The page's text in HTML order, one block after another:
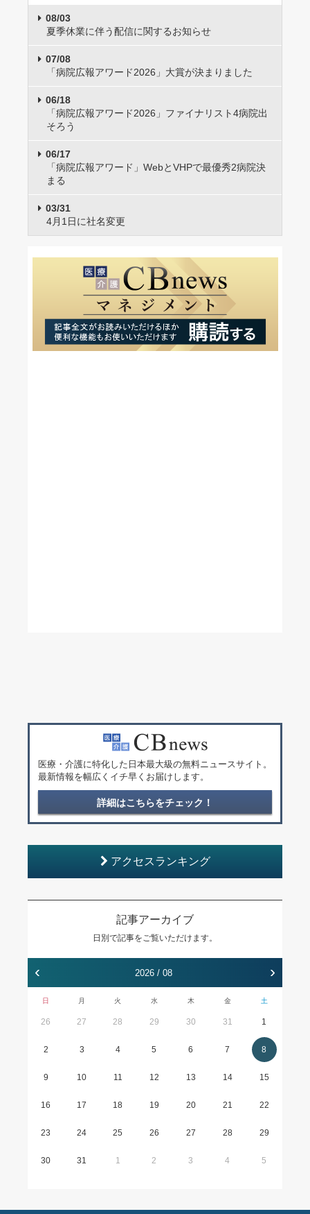
08/03
夏季休業に伴う配信に関するお知らせ
07/08
「病院広報アワード2026」大賞が決まりました
06/18
「病院広報アワード2026」ファイナリスト4病院出
そろう
06/17
「病院広報アワード」WebとVHPで最優秀2病院決
まる
03/31
4月1日に社名変更
医療・介護に特化した日本最大級の無料ニュースサイト。
最新情報を幅広くイチ早くお届けします。
詳細はこちらをチェック！
アクセスランキング
記事アーカイブ
日別で記事をご覧いただけます。
‹ 2026 / 08 ›
日 月 火 水 木 金 土
26 27 28 29 30 31 1
2 3 4 5 6 7 8
9 10 11 12 13 14 15
16 17 18 19 20 21 22
23 24 25 26 27 28 29
30 31 1 2 3 4 5